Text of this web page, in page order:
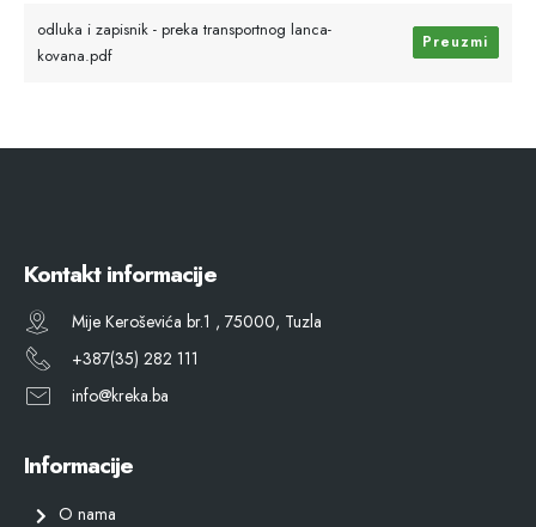
odluka i zapisnik - preka transportnog lanca-
kovana.pdf
Preuzmi
Kontakt informacije
Mije Keroševića br.1 , 75000, Tuzla
+387(35) 282 111
info@kreka.ba
Informacije
O nama